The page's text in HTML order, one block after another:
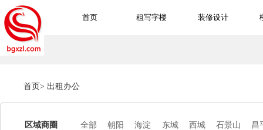
首页 租写字楼 装修设计
首页> 出租办公
区域商圈 全部 朝阳 海淀 东城 西城 石景山 昌